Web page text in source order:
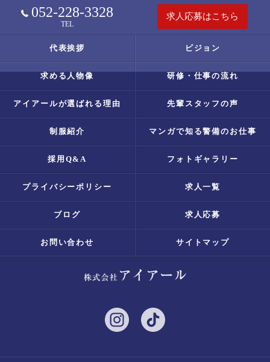
052-228-3328
TEL
求人応募はこちら
代表挨拶 ビジョン
求める人物像 研修・仕事の流れ
アイアールが選ばれる理由 先輩スタッフの声
制服紹介 マンガで知る警備のお仕事
採用Q&A フォトギャラリー
プライバシーポリシー 求人一覧
ブログ 求人応募
お問い合わせ サイトマップ